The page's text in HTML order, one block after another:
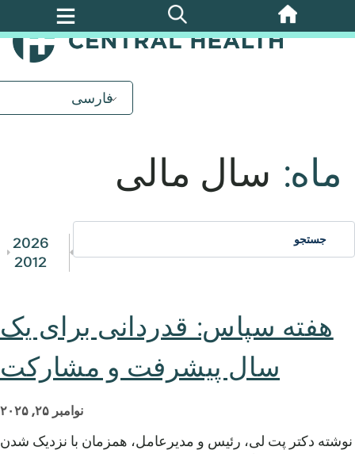
پرش
به
فارسی
ماه: سال مالی
2026
2012
هفته سپاس: قدردانی برای یک
سال پیشرفت و مشارکت
نوامبر ۲۵, ۲۰۲۵
نوشته دکتر پت لی، رئیس و مدیرعامل، همزمان با نزدیک شدن